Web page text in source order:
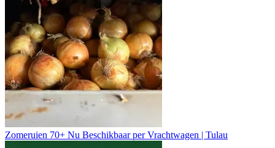
Zomeruien 70+ Nu Beschikbaar per Vrachtwagen | Tulau